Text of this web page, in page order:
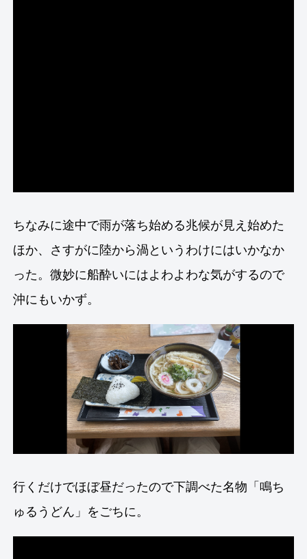
ちなみに途中で雨が落ち始める兆候が見え始めた
ほか、さすがに陸から渦というわけにはいかなか
った。微妙に船酔いにはよわよわな気がするので
沖にもいかず。
行くだけでほぼ昼だったので下調べた名物「鳴ち
ゅるうどん」をごちに。